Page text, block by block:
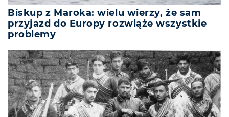
Biskup z Maroka: wielu wierzy, że sam
przyjazd do Europy rozwiąże wszystkie
problemy